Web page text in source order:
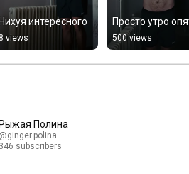
Нихуя интересного
8 views
Просто утро
500 views
Рыжая Полина
@ginger.polina
346 subscribers